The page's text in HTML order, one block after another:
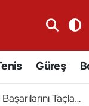
Güreş
Taçlandırdı